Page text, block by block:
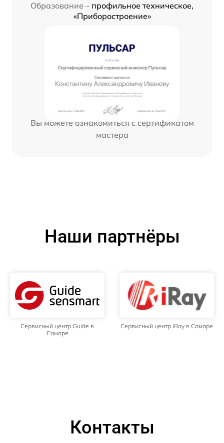
Образование – профильное техническое,
«Приборостроение»
Вы можете ознакомиться с сертификатом
мастера
Наши партнёры
Сервисный центр Guide в
Самаре
Сервисный центр iRay в Самаре
Контакты